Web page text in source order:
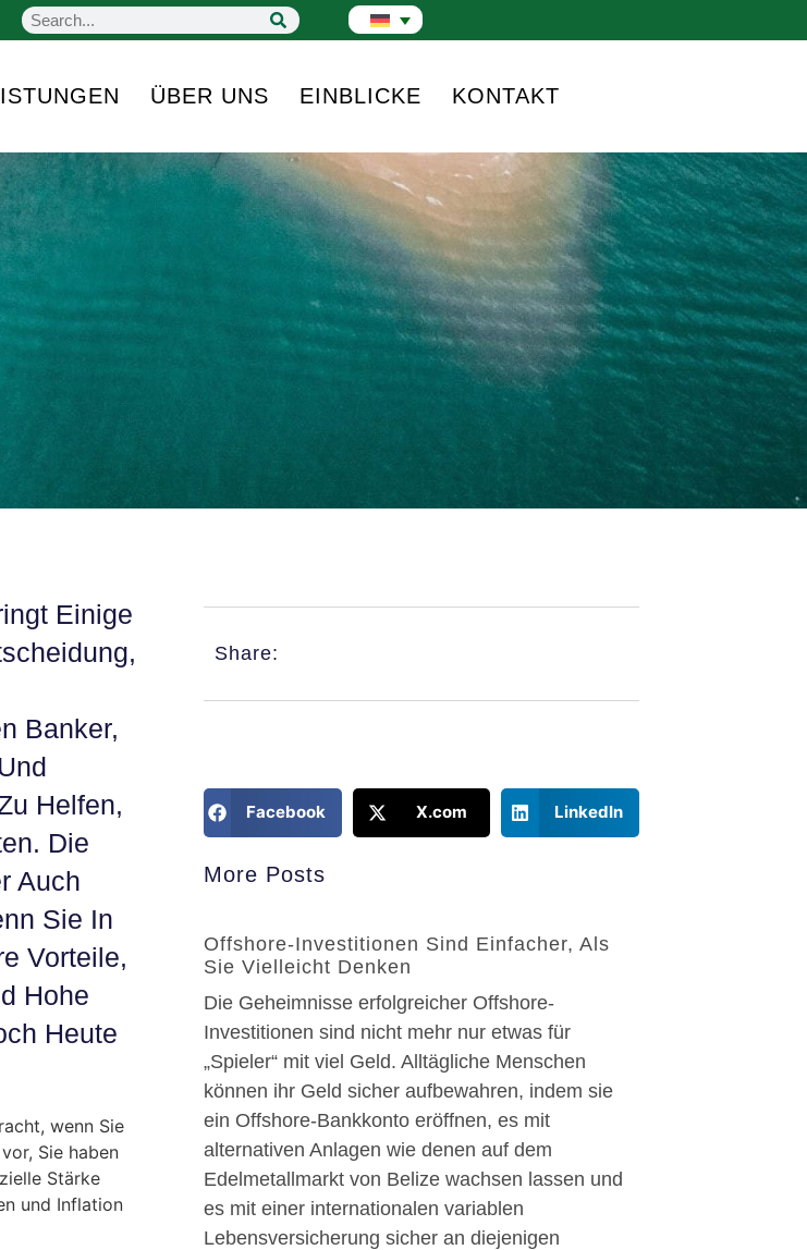
ÜBER UNS EINBLICKE KONTAKT
Einige
Banker,
Helfen,
Die
Auch
Sie In
Vorteile,
Hohe
Heute
wenn Sie
Sie haben
Stärke
und Inflation
Share:
Facebook X.com LinkedIn
More Posts
Offshore-Investitionen Sind Einfacher, Als
Sie Vielleicht Denken
Die Geheimnisse erfolgreicher Offshore-
Investitionen sind nicht mehr nur etwas für
„Spieler“ mit viel Geld. Alltägliche Menschen
können ihr Geld sicher aufbewahren, indem sie
ein Offshore-Bankkonto eröffnen, es mit
alternativen Anlagen wie denen auf dem
Edelmetallmarkt von Belize wachsen lassen und
es mit einer internationalen variablen
Lebensversicherung sicher an diejenigen